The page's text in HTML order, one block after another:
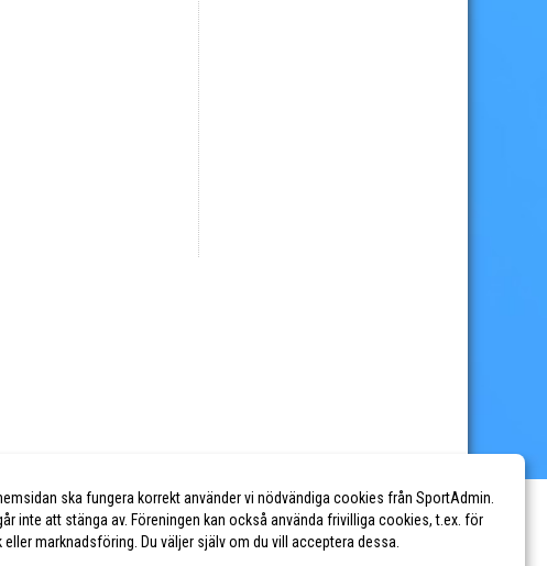
ska fungera korrekt använder vi nödvändiga cookies från SportAdmin.
inte att stänga av. Föreningen kan också använda frivilliga cookies, t.ex. för
eller marknadsföring. Du väljer själv om du vill acceptera dessa.